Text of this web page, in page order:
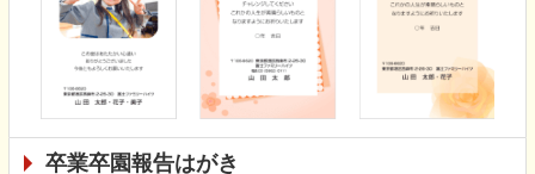
卒業卒園報告はがき